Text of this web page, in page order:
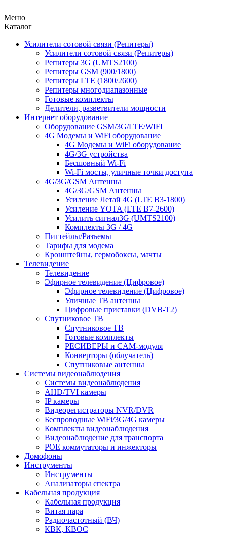
Меню
Каталог
Усилители сотовой связи (Репитеры)
Усилители сотовой связи (Репитеры)
Репитеры 3G (UMTS2100)
Репитеры GSM (900/1800)
Репитеры LTE (1800/2600)
Репитеры многодиапазонные
Готовые комплекты
Делители, разветвители мощности
Интернет оборудование
Оборудование GSM/3G/LTE/WIFI
4G Модемы и WiFi оборудование
4G Модемы и WiFi оборудование
4G/3G устройства
Бесшовный Wi-Fi
Wi-Fi мосты, уличные точки доступа
4G/3G/GSM Антенны
4G/3G/GSM Антенны
Усиление Летай 4G (LTE B3-1800)
Усиление YOTA (LTE B7-2600)
Усилить сигнал3G (UMTS2100)
Комплекты 3G / 4G
Пигтейлы/Разъемы
Тарифы для модема
Кронштейны, гермобоксы, мачты
Телевидение
Телевидение
Эфирное телевидение (Цифровое)
Эфирное телевидение (Цифровое)
Уличные ТВ антенны
Цифровые приставки (DVB-T2)
Спутниковое ТВ
Спутниковое ТВ
Готовые комплекты
РЕСИВЕРЫ и CAM-модуля
Конверторы (облучатель)
Спутниковые антенны
Системы видеонаблюдения
Системы видеонаблюдения
AHD/TVI камеры
IP камеры
Видеорегистраторы NVR/DVR
Беспроводные WiFi/3G/4G камеры
Комплекты видеонаблюдения
Видеонаблюдение для транспорта
POE коммутаторы и инжекторы
Домофоны
Инструменты
Инструменты
Анализаторы спектра
Кабельная продукция
Кабельная продукция
Витая пара
Радиочастотный (ВЧ)
КВК, КВОС